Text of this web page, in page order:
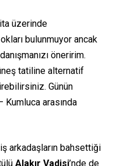
üzerinde
bulunmuyor ancak
öneririm.
tatiline alternatif
Günün
arasında
arkadaşların bahsettiği
Alakır Vadisi’nde de